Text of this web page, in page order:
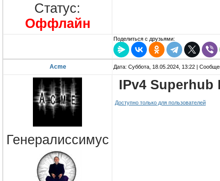
Статус:
Оффлайн
Поделиться с друзьями:
Acme Дата: Суббота, 18.05.2024, 13:22 |
Генералиссимус
IPv4 Superhub
Доступно только для пользователей